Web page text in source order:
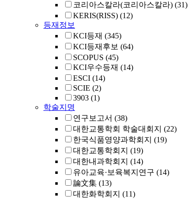
코리아스칼라(코리아스칼라) (31)
KERIS(RISS) (12)
등재정보
KCI등재 (345)
KCI등재후보 (64)
SCOPUS (45)
KCI우수등재 (14)
ESCI (14)
SCIE (2)
3903 (1)
학술지명
연구보고서 (38)
대한교통학회 학술대회지 (22)
한국식품영양과학회지 (19)
대한교통학회지 (19)
대한내과학회지 (14)
유아교육·보육복지연구 (14)
論文集 (13)
대한화학회지 (11)